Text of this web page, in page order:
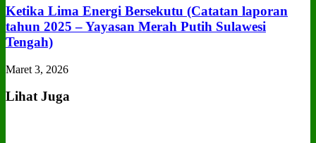
Ketika Lima Energi Bersekutu (Catatan laporan
tahun 2025 – Yayasan Merah Putih Sulawesi
Tengah)
Maret 3, 2026
Lihat Juga